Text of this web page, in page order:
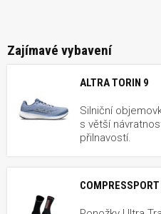
Zajímavé vybavení
ALTRA TORIN 9
Silniční
s větší
přilnavostí.